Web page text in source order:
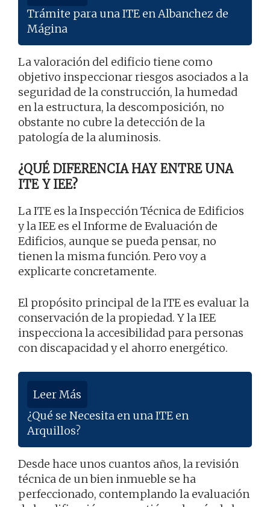
Trámite para una ITE en Albanchez de
Mágina
La valoración del edificio tiene como
objetivo inspeccionar riesgos asociados a la
seguridad de la construcción, la humedad
en la estructura, la descomposición, no
obstante no cubre la detección de la
patología de la aluminosis.
¿QUÉ DIFERENCIA HAY ENTRE UNA
ITE Y IEE?
La ITE es la Inspección Técnica de Edificios
y la IEE es el Informe de Evaluación de
Edificios, aunque se pueda pensar, no
tienen la misma función. Pero voy a
explicarte concretamente.
El propósito principal de la ITE es evaluar la
conservación de la propiedad. Y la IEE
inspecciona la accesibilidad para personas
con discapacidad y el ahorro energético.
Leer Más
¿Qué se Necesita en una ITE en
Arquillos?
Desde hace unos cuantos años, la revisión
técnica de un bien inmueble se ha
perfeccionado, contemplando la evaluación